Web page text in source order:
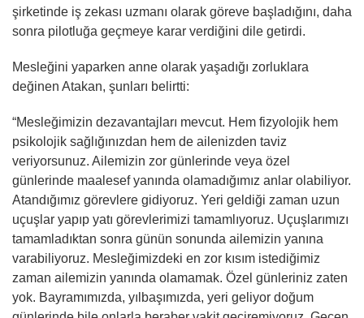
şirketinde iş zekası uzmanı olarak göreve başladığını, daha
sonra pilotluğa geçmeye karar verdiğini dile getirdi.
Mesleğini yaparken anne olarak yaşadığı zorluklara
değinen Atakan, şunları belirtti:
“Mesleğimizin dezavantajları mevcut. Hem fizyolojik hem
psikolojik sağlığınızdan hem de ailenizden taviz
veriyorsunuz. Ailemizin zor günlerinde veya özel
günlerinde maalesef yanında olamadığımız anlar olabiliyor.
Atandığımız görevlere gidiyoruz. Yeri geldiği zaman uzun
uçuşlar yapıp yatı görevlerimizi tamamlıyoruz. Uçuşlarımızı
tamamladıktan sonra günün sonunda ailemizin yanına
varabiliyoruz. Mesleğimizdeki en zor kısım istediğimiz
zaman ailemizin yanında olamamak. Özel günleriniz zaten
yok. Bayramımızda, yılbaşımızda, yeri geliyor doğum